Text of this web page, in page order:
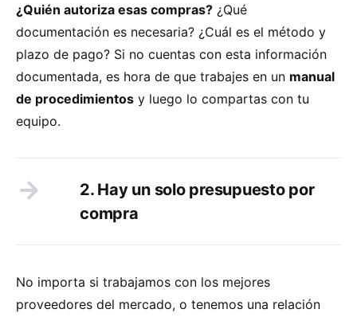
¿Quién autoriza esas compras? ¿Qué
documentación es necesaria? ¿Cuál es el método y
plazo de pago? Si no cuentas con esta información
documentada, es hora de que trabajes en un manual
de procedimientos y luego lo compartas con tu
equipo.
2. Hay un solo presupuesto por
compra
No importa si trabajamos con los mejores
proveedores del mercado, o tenemos una relación